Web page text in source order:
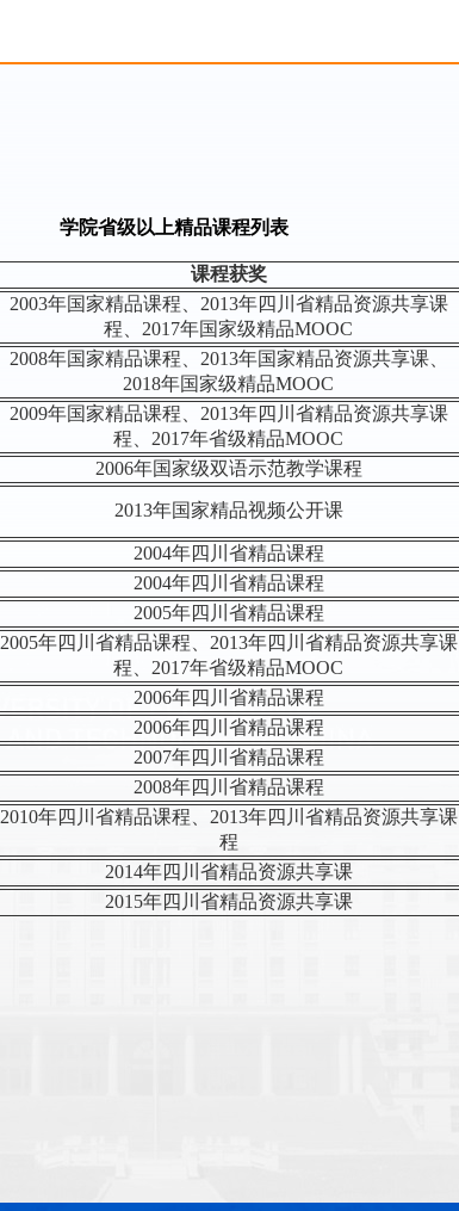
学院省级以上精品课程列表
课程获奖
2003年国家精品课程、2013年四川省精品资源共享课
程、2017年国家级精品MOOC
2008年国家精品课程、2013年国家精品资源共享课、
2018年国家级精品MOOC
2009年国家精品课程、2013年四川省精品资源共享课
程、2017年省级精品MOOC
2006年国家级双语示范教学课程
2013年国家精品视频公开课
2004年四川省精品课程
2004年四川省精品课程
2005年四川省精品课程
2005年四川省精品课程、2013年四川省精品资源共享课
程、2017年省级精品MOOC
2006年四川省精品课程
2006年四川省精品课程
2007年四川省精品课程
2008年四川省精品课程
2010年四川省精品课程、2013年四川省精品资源共享课
程
2014年四川省精品资源共享课
2015年四川省精品资源共享课